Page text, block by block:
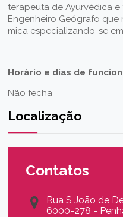
terapeuta de Ayurvédica e
Engenheiro Geógrafo
mica especializando-se
Horário e dias de
Não fecha
Localização
Contatos
Rua S João de
6000-278 -